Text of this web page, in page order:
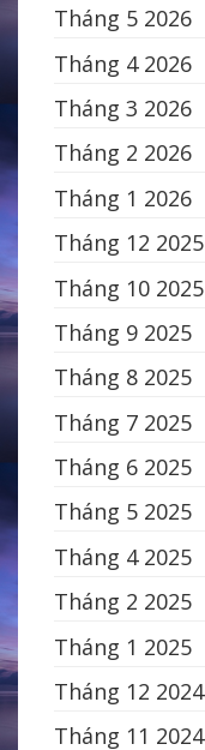
Tháng 5 2026
Tháng 4 2026
Tháng 3 2026
Tháng 2 2026
Tháng 1 2026
Tháng 12 2025
Tháng 10 2025
Tháng 9 2025
Tháng 8 2025
Tháng 7 2025
Tháng 6 2025
Tháng 5 2025
Tháng 4 2025
Tháng 2 2025
Tháng 1 2025
Tháng 12 2024
Tháng 11 2024